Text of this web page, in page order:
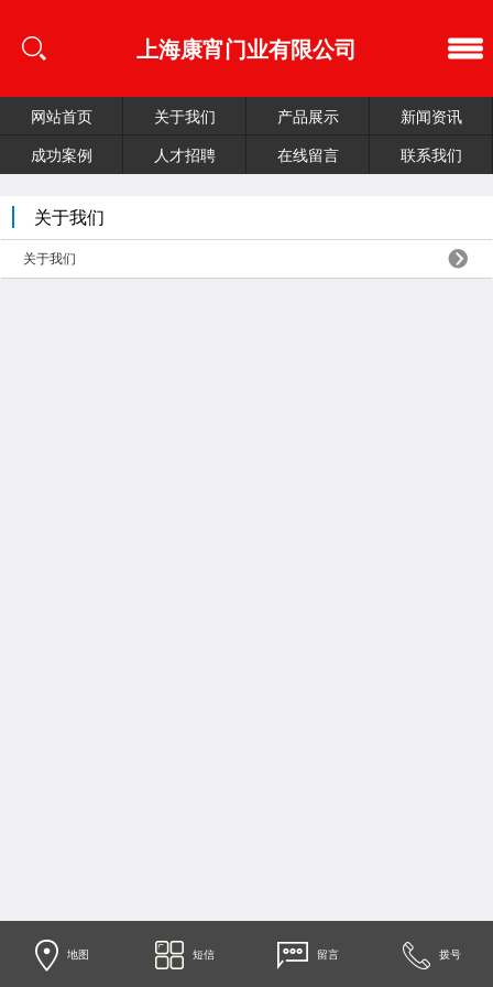
上海康宵门业有限公司
网站首页 关于我们 产品展示
新闻资讯
成功案例
人才招聘 在线留言 联系我们
关于我们
关于我们
地图 短信 留言 拨号